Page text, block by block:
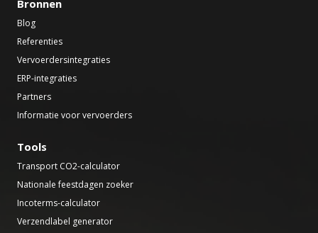
Bronnen
Blog
Referenties
Vervoerdersintegraties
ERP-integraties
Partners
Informatie voor vervoerders
Tools
Transport CO2-calculator
Nationale feestdagen zoeker
Incoterms-calculator
Verzendlabel generator